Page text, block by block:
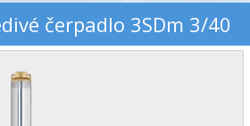
čerpadlo 3SDm 3/40